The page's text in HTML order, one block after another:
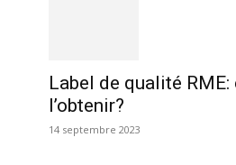
Label de qualité
l’obtenir?
14 septembre 2023